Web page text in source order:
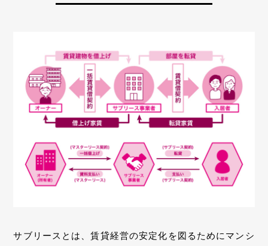
サブリースとは、賃貸経営の安定化を図るためにマンシ